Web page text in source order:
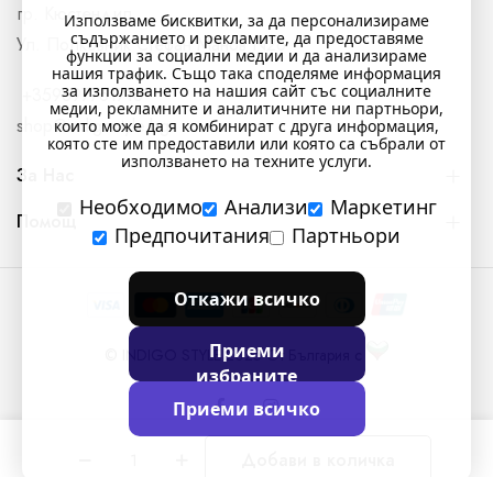
гр. Кюстендил,
Ул. Полковник Стефан Манов N26
+359897761716
shop@indigostyle.bg
За Нас
Помощ
© INDIGO STYLE 2025 От България с
Използваме бисквитки, за да персонализираме
съдържанието и рекламите, да предоставяме
функции за социални медии и да анализираме
нашия трафик. Също така споделяме информация
за използването на нашия сайт със социалните
медии, рекламните и аналитичните ни партньори,
които може да я комбинират с друга информация,
която сте им предоставили или която са събрали от
използването на техните услуги.
Необходимо Анализи
Маркетинг
Предпочитания
Партньори
Откажи всичко
Приеми
избраните
Приеми всичко